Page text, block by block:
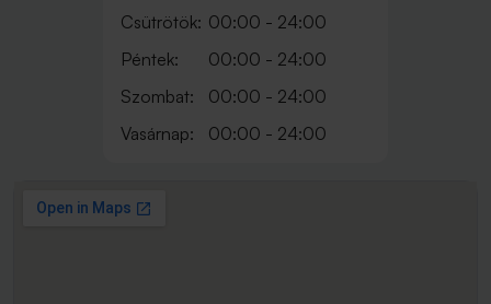
Csütrötök: 00:00 - 24:00
Péntek:
00:00 - 24:00
Szombat:
00:00 - 24:00
Vasárnap:
00:00 - 24:00